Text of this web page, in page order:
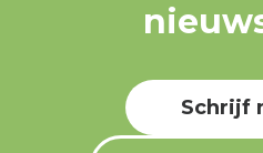
Schrijf